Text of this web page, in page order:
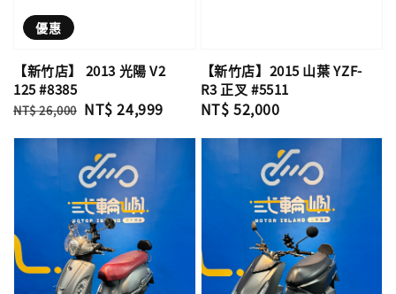
優惠
【新竹店】 2013 光陽 V2
125 #8385
Regular
NT$ 26,000 Sale
NT$ 24,999
【新竹店】2015 山葉 YZF-
R3 正叉 #5511
Regular
NT$ 52,000